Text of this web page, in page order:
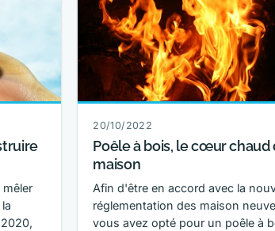
20/10/2022
Poêle à bois, le cœur chaud
maison
Afin d'être en accord avec la
réglementation des maison
vous avez opté pour un poêle à